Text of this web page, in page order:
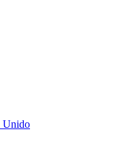
Unido